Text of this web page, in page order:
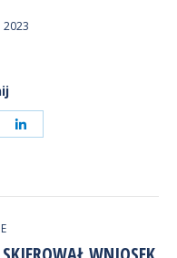
Udostępnij